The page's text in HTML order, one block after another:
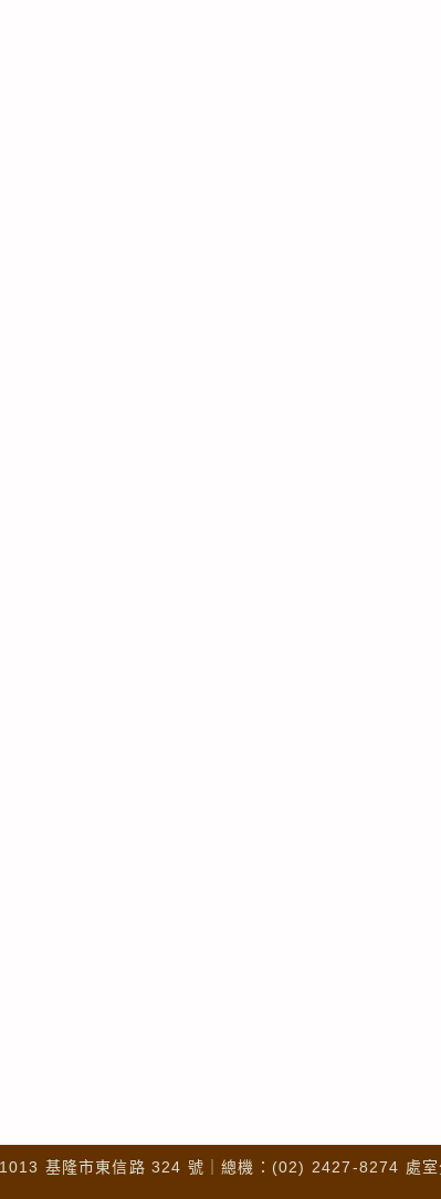
基隆市東信路 324 號｜總機：(02) 2427-8274 處